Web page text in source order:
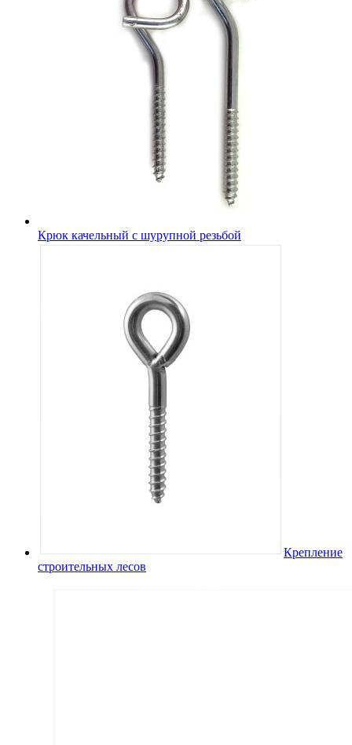
Крюк качельный с шурупной резьбой
Крепление
строительных лесов